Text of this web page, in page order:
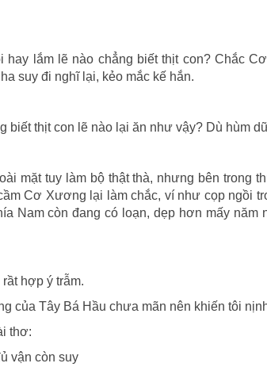
lắm lẽ nào chẳng biết thịt con? Chắc
suy đi nghĩ lại, kẻo mắc kế hắn.
biết thịt con lẽ nào lại ăn như vậy? Dù hùm
mặt tuy làm bộ thật thà, nhưng bên trong
Cơ Xương lại làm chắc, ví như cọp ngồi
Nam còn đang có loạn, dẹp hơn mấy
hợp ý trẫm.
của Tây Bá Hầu chưa mãn nên khiến tôi
thơ:
vận còn suy